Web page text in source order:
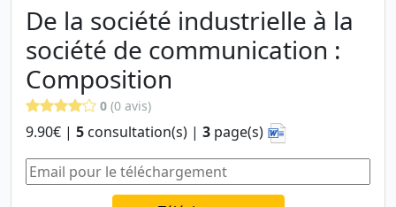
De la société industrielle à la
société de communication :
Composition
0 (0 avis)
9.90€ | 5 consultation(s) | 3 page(s)